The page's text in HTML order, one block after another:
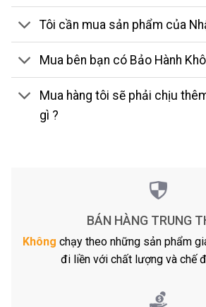
Tôi cần mua sản phẩm của
Mua bên bạn có Bảo Hành
Mua hàng tôi sẽ phải chịu
gì ?
BÁN HÀNG TRUNG
Không chạy theo những sản phẩm
đi liền với chất lượng và chế